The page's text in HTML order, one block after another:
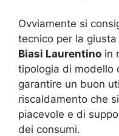
Ovviamente si
tecnico per la giusta
Biasi Laurentino in
tipologia di modello
garantire un buon
riscaldamento che
piacevole e di
dei consumi.